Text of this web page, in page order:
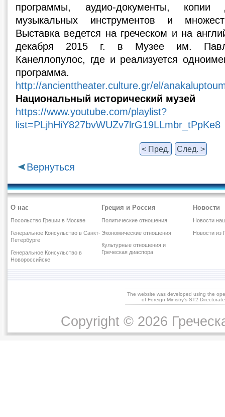
программы, аудио-документы, копии
музыкальных инструментов и
Выставка ведется на греческом и на
декабря 2015 г. в Музее им.
Канеллопулос, где и реализуется
программа.
http://ancienttheater.culture.gr/el/
Национальный исторический музей
https://www.youtube.com/playlist?
list=PLjhHiY827bvWUZv7lrG19LLmbr_tPpKe8
< Пред. След. >
Вернуться
О нас
Посольство Греции в Москве
Генеральное Консульство в Санкт-
Петербурге
Генеральное Консульство в
Новороссийске
Греция и Россия
Политические отношения
Экономические отношения
Культурные отношения и
Греческая диаспора
Новости
Новости
Новости из
The website was developed using the
of Foreign Ministry's ST2
Copyright © 2026